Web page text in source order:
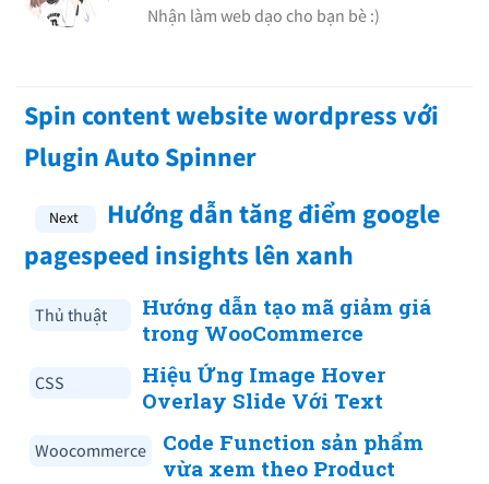
Nhận làm web dạo cho bạn bè :)
Spin content website wordpress với
Plugin Auto Spinner
Hướng dẫn tăng điểm google
pagespeed insights lên xanh
Thủ thuật
Hướng dẫn tạo mã giảm giá
trong WooCommerce
CSS
Hiệu Ứng Image Hover
Overlay Slide Với Text
Woocommerce
Code Function sản phẩm
vừa xem theo Product